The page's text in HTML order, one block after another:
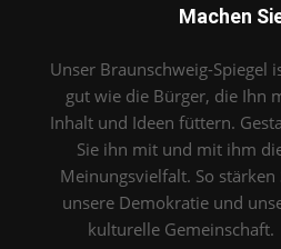
Machen
Unser Braunschweig-Spiegel
gut wie die Bürger, die Ihn
Inhalt und Ideen füttern.
Sie ihn mit und mit ihm
Meinungsvielfalt. So stärken
unsere Demokratie und
kulturelle Gemeinschaft.